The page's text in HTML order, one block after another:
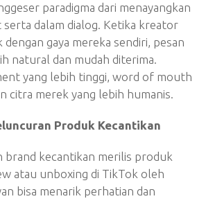
paradigma dari menayangkan
serta dalam dialog. Ketika kreator
gaya mereka sendiri, pesan
natural dan mudah diterima.
yang lebih tinggi, word of mouth
citra merek yang lebih humanis.
Produk Kecantikan
brand kecantikan merilis produk
atau unboxing di TikTok oleh
bisa menarik perhatian dan